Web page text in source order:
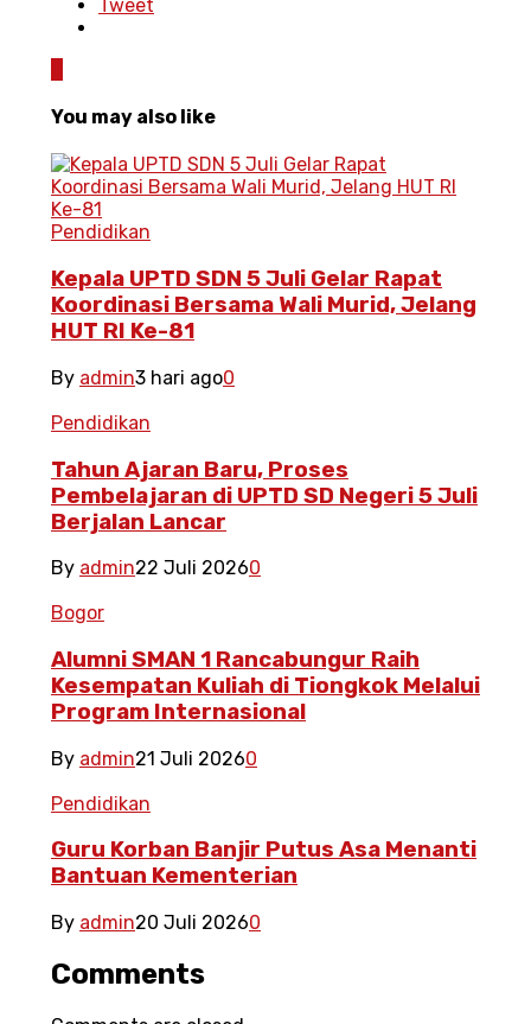
Tweet
You may also like
Pendidikan
Kepala UPTD SDN 5 Juli Gelar Rapat
Koordinasi Bersama Wali Murid, Jelang
HUT RI Ke-81
By admin3 hari ago0
Pendidikan
Tahun Ajaran Baru, Proses
Pembelajaran di UPTD SD Negeri 5 Juli
Berjalan Lancar
By admin22 Juli 20260
Bogor
Alumni SMAN 1 Rancabungur Raih
Kesempatan Kuliah di Tiongkok Melalui
Program Internasional
By admin21 Juli 20260
Pendidikan
Guru Korban Banjir Putus Asa Menanti
Bantuan Kementerian
By admin20 Juli 20260
Comments